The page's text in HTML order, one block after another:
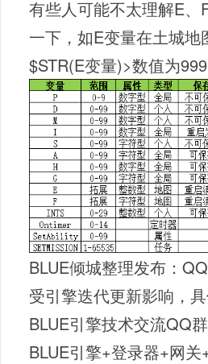
有些人可能不太理解E
一下，如E变量在土城
$STR(E变量)>数值为
BLUE倾城整理发布：
受引擎迭代更新影响，
BLUE引擎技术交流QQ
BLUE引擎+登录器+网关